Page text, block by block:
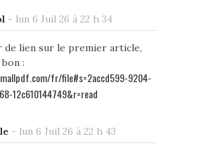
- lun 6 Juil 26 à 22 h 34
de lien sur le premier article,
:
fr/file#s=2accd599-9204-
12c610144749&r=read
- lun 6 Juil 26 à 22 h 43